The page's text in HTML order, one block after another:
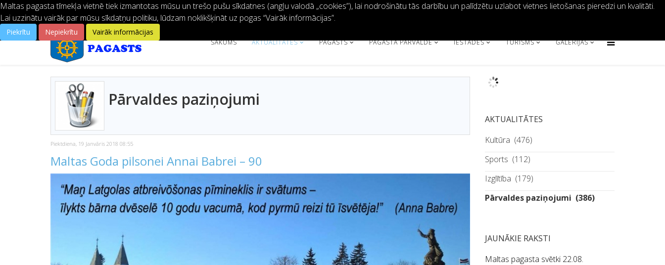
64621401 info@malta.lv
SĀKUMS AKTUALITĀTES PAGASTS PAGASTA PĀRVALDE IESTĀDES TŪRISMS GALERIJAS
Pārvaldes paziņojumi
Piektdiena, 19 Janvāris 2018 08:55
Maltas Goda pilsonei Annai Babrei – 90
AKTUALITĀTES
Kultūra (476)
Sports (112)
Izglītība (179)
Pārvaldes paziņojumi (386)
JAUNĀKIE RAKSTI
Maltas pagasta svētki 22.08.
Maltas pagasta tīmekļa vietnē tiek izmantotas mūsu un trešo pušu sīkdatnes (angļu valodā „cookies”), lai nodrošinātu tās darbību un palīdzētu uzlabot vietnes lietošanas pieredzi un kvalitāti.
Lai uzzinātu vairāk par mūsu sīkdatņu politiku, lūdzam noklikšķināt uz pogas “Vairāk informācijas”.
Piekrītu Nepiekrītu Vairāk informācijas